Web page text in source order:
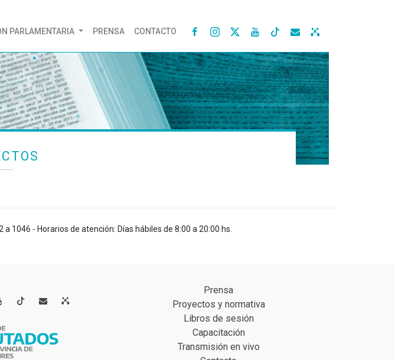
PARLAMENTARIA PRENSA CONTACTO    
a 1046 - Horarios de atención: Días hábiles de 8:00 a 20:00 hs.
 
Prensa
Proyectos y normativa
Libros de sesión
Capacitación
Transmisión en vivo